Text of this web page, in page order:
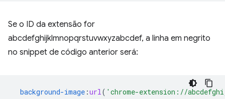
Se o ID da extensão for
abcdefghijklmnopqrstuvwxyzabcdef, a linha em negrito
no snippet de código anterior será:
background-image :url ( 'chrome-extension://